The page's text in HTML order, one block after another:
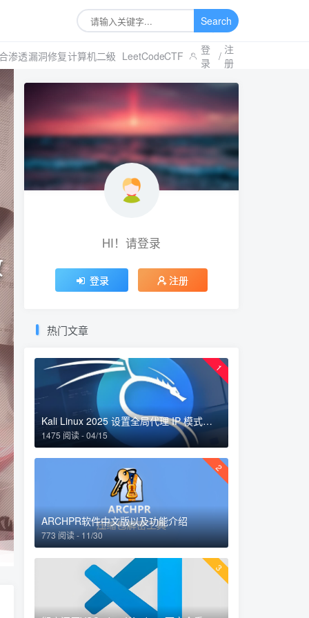
Search
渗透漏洞修复计算机二级 LeetCodeCTF
登
录
/ 注
册
HI！请登录
登录 注册
热门文章
1
Kali Linux 2025 设置全局代理 IP 模式：完整指南
1475 阅读 - 04/15
2
ARCHPR软件中文版以及功能介绍
773 阅读 - 11/30
3